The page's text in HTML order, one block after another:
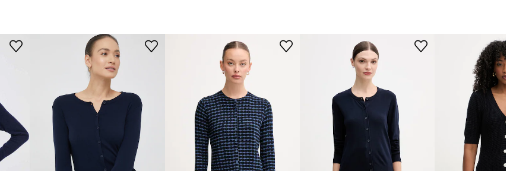
Producent
Rozmiarówka standardowa
Zalecamy wybór rozmiaru, jaki nosisz
zazwyczaj.
Rozmiary prezentowane w sklepie
zostały przeliczone na standardową,
europejską tabelę rozmiarową. Na
metce dostarczonego produktu
znajduje się oryginalne oznaczenie
producenta.
Tabela rozmiarów